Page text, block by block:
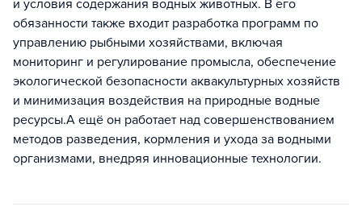
и условия содержания водных животных. В его
обязанности также входит разработка программ по
управлению рыбными хозяйствами, включая
мониторинг и регулирование промысла, обеспечение
экологической безопасности аквакультурных хозяйств
и минимизация воздействия на природные водные
ресурсы.А ещё он работает над совершенствованием
методов разведения, кормления и ухода за водными
организмами, внедряя инновационные технологии.